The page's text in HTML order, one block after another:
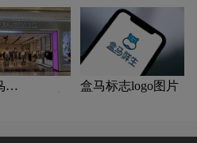
盒马标志logo图片